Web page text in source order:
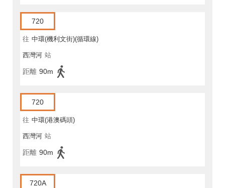
720
往 中環(機利文街)(循環線)
西灣河 站
距離 90m
720
往 中環(港澳碼頭)
西灣河 站
距離 90m
720A